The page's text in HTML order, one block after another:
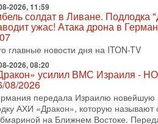
2026, 17:00
закрытых дверей: о чём на
Трамп и Нетаньяху?
визит премьер-министра
в США и его встреча с
больше вопросов, чем ответов.
07-2026, 15:18
готовит покушение на
эскалации, но КСИР готовит
телеканала ITON-TV СЕРГЕЙ
2026, 11:59
солдат в Ливане. Подлодка
ужас! Атака дрона в
главные новости дня на ITON-TV
2026, 08:20
усилил ВМС Израиля -
08/2026
передала Израилю новейшую
АХИ «Дракон», которую
на Ближнем Востоке.